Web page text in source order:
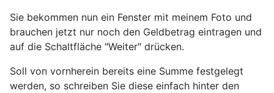
Sie bekommen nun ein Fenster mit meinem Foto und
brauchen jetzt nur noch den Geldbetrag eintragen und
auf die Schaltfläche "Weiter" drücken.
Soll von vornherein bereits eine Summe festgelegt
werden, so schreiben Sie diese einfach hinter den